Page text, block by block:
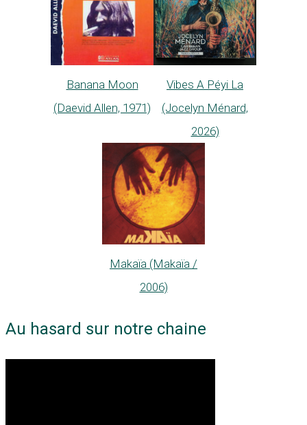
Banana Moon
(Daevid Allen, 1971)
Vibes A Péyi La
(Jocelyn Ménard,
2026)
Makaïa (Makaïa /
2006)
Au hasard sur notre chaine